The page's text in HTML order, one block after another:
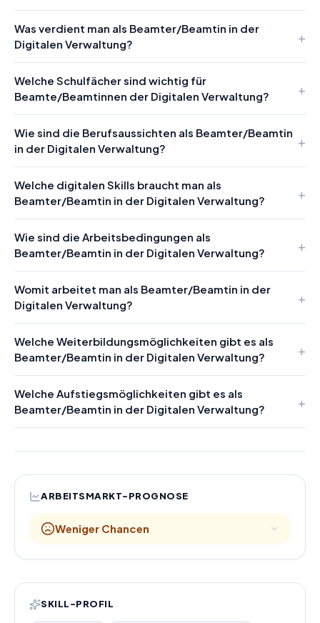
Was verdient man als Beamter/Beamtin in der
Digitalen Verwaltung?
Welche Schulfächer sind wichtig für
Beamte/Beamtinnen der Digitalen Verwaltung?
Wie sind die Berufsaussichten als Beamter/Beamtin
in der Digitalen Verwaltung?
Welche digitalen Skills braucht man als
Beamter/Beamtin in der Digitalen Verwaltung?
Wie sind die Arbeitsbedingungen als
Beamter/Beamtin in der Digitalen Verwaltung?
Womit arbeitet man als Beamter/Beamtin in der
Digitalen Verwaltung?
Welche Weiterbildungsmöglichkeiten gibt es als
Beamter/Beamtin in der Digitalen Verwaltung?
Welche Aufstiegsmöglichkeiten gibt es als
Beamter/Beamtin in der Digitalen Verwaltung?
ARBEITSMARKT-PROGNOSE
Weniger Chancen
SKILL-PROFIL